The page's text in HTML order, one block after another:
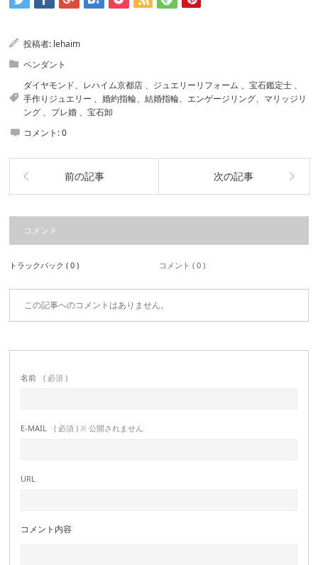
投稿者: lehaim
ペンダント
ダイヤモンド、レハイム京都店 、ジュエリーリフォーム 、宝石鑑定士 、
手作りジュエリー 、婚約指輪、結婚指輪、エンゲージリング、マリッジリ
ング 、プレ婚 、宝石卸
コメント:0
前の記事 次の記事
コメント
トラックバック ( 0 ) コメント ( 0 )
この記事へのコメントはありません。
名前 ( 必須 )
E-MAIL ( 必須 ) ※ 公開されません
URL
コメント内容